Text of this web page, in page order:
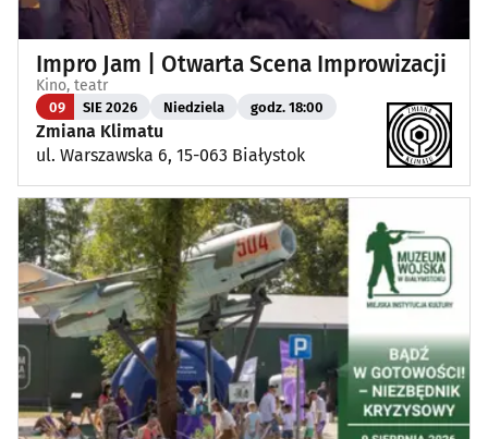
Impro Jam | Otwarta Scena Improwizacji
Kino, teatr
09 SIE 2026 Niedziela godz. 18:00
Zmiana Klimatu
ul. Warszawska 6, 15-063 Białystok